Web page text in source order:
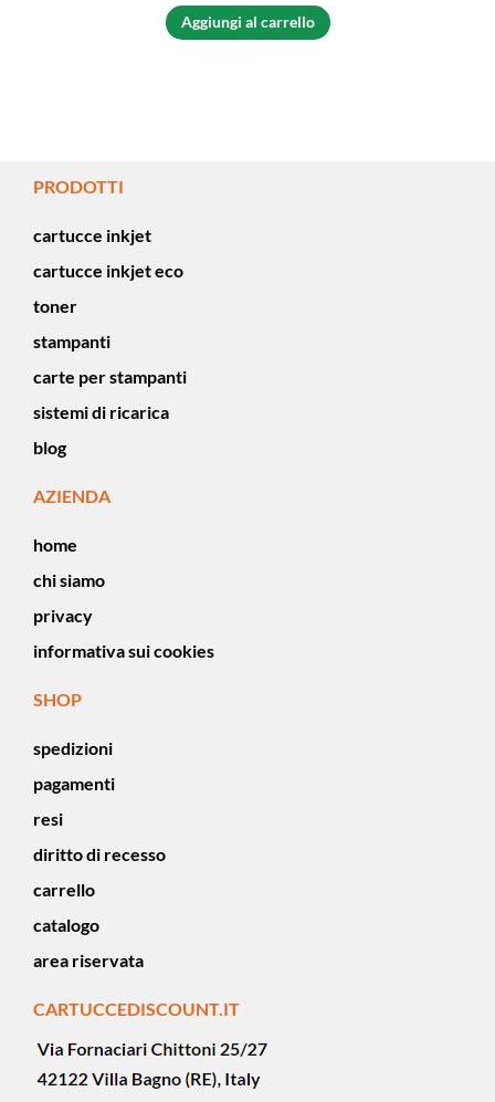
Aggiungi al carrello
PRODOTTI
cartucce inkjet
cartucce inkjet eco
toner
stampanti
carte per stampanti
sistemi di ricarica
blog
AZIENDA
home
chi siamo
privacy
informativa sui cookies
SHOP
spedizioni
pagamenti
resi
diritto di recesso
carrello
catalogo
area riservata
CARTUCCEDISCOUNT.IT